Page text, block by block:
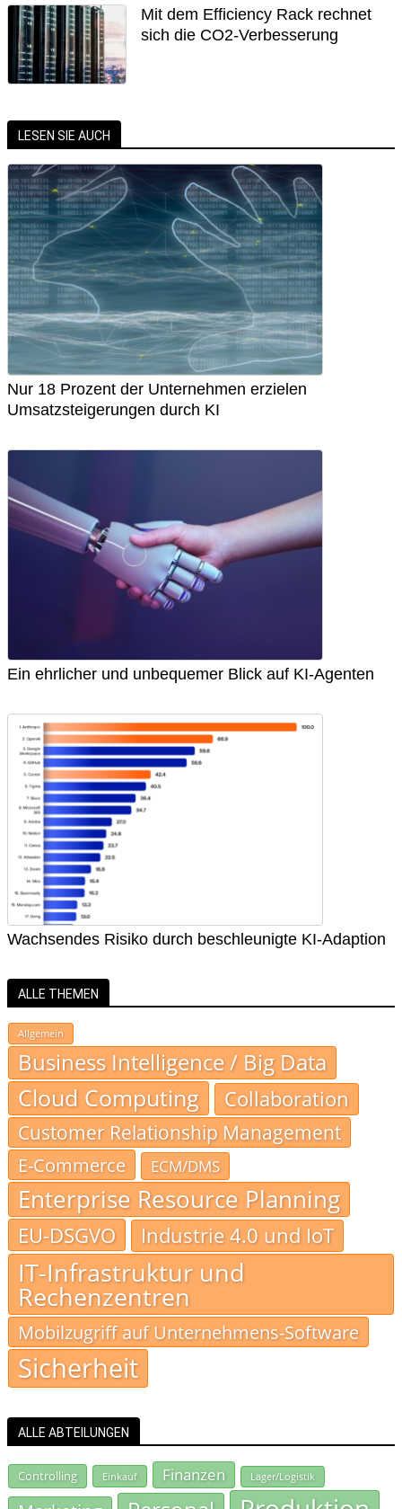
Mit dem Efficiency Rack rechnet
sich die CO2-Verbesserung
LESEN SIE AUCH
Nur 18 Prozent der Unternehmen erzielen
Umsatzsteigerungen durch KI
Ein ehrlicher und unbequemer Blick auf KI-Agenten
Wachsendes Risiko durch beschleunigte KI-Adaption
ALLE THEMEN
Allgemein
Business Intelligence / Big Data
Cloud Computing Collaboration
Customer Relationship Management
E-Commerce
ECM/DMS
Enterprise Resource Planning
EU-DSGVO Industrie 4.0 und IoT
IT-Infrastruktur und
Rechenzentren
Mobilzugriff auf Unternehmens-Software
Sicherheit
ALLE ABTEILUNGEN
Controlling Einkauf Finanzen Lager/Logistik